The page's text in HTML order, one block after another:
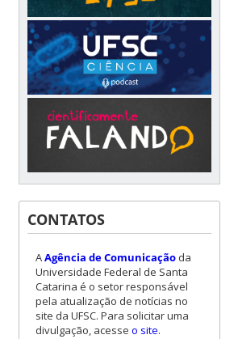
CONTATOS
AAgência de Comunicaçãoda
Universidade Federal de Santa
Catarina é o setor responsável
pela atualização de notícias no
site da UFSC. Para solicitar uma
divulgação, acesse o site.